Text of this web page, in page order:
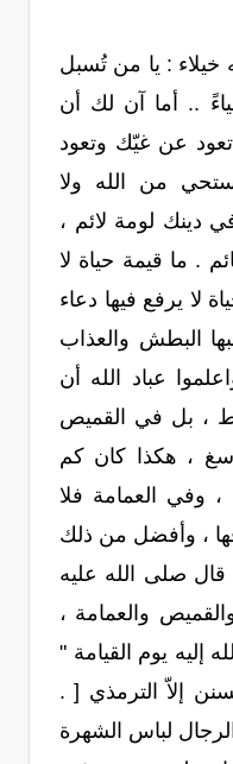
خيلاء : يا من تُسبل
.. أما آن لك أن
عن غيّك وتعود
من الله ولا
دينك لومة لائم ،
. ما قيمة حياة لا
لا يرفع فيها دعاء
البطش والعذاب
عباد الله أن
، بل في القميص
، هكذا كان كم
وفي العمامة فلا
، وأفضل من ذلك
صلى الله عليه
والعمامة ،
إليه يوم القيامة "
إلاّ الترمذي [ .
لباس الشهرة